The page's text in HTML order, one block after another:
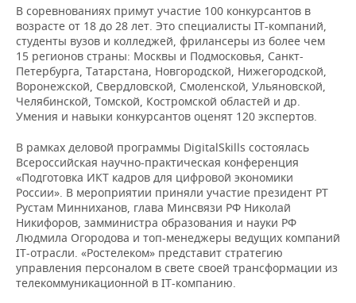
В соревнованиях примут участие 100 конкурсантов в
возрасте от 18 до 28 лет. Это специалисты IT-компаний,
студенты вузов и колледжей, фрилансеры из более чем
15 регионов страны: Москвы и Подмосковья, Санкт-
Петербурга, Татарстана, Новгородской, Нижегородской,
Воронежской, Свердловской, Смоленской, Ульяновской,
Челябинской, Томской, Костромской областей и др.
Умения и навыки конкурсантов оценят 120 экспертов.
В рамках деловой программы DigitalSkills состоялась
Всероссийская научно-практическая конференция
«Подготовка ИКТ кадров для цифровой экономики
России». В мероприятии приняли участие президент РТ
Рустам Минниханов, глава Минсвязи РФ Николай
Никифоров, замминистра образования и науки РФ
Людмила Огородова и топ-менеджеры ведущих компаний
IT-отрасли. «Ростелеком» представит стратегию
управления персоналом в свете своей трансформации из
телекоммуникационной в IT-компанию.